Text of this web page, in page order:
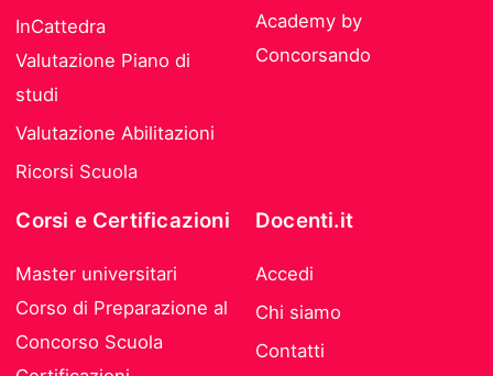
InCattedra
Valutazione Piano di
studi
Valutazione Abilitazioni
Ricorsi Scuola
Academy by
Concorsando
Corsi e Certificazioni
Master universitari
Corso di Preparazione al
Concorso Scuola
Docenti.it
Accedi
Chi siamo
Contatti